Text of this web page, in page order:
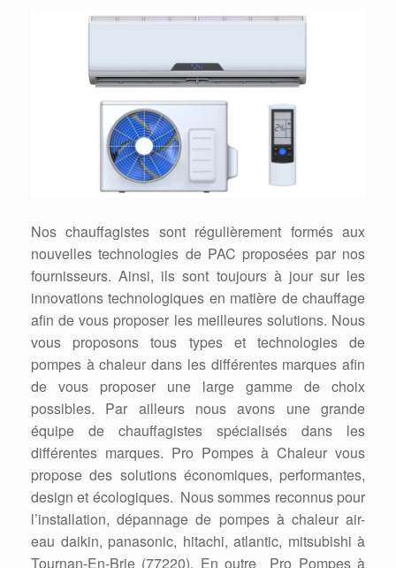
Nos chauffagistes sont régulièrement formés aux
nouvelles technologies de PAC proposées par nos
fournisseurs. Ainsi, ils sont toujours à jour sur les
innovations technologiques en matière de chauffage
afin de vous proposer les meilleures solutions. Nous
vous proposons tous types et technologies de
pompes à chaleur dans les différentes marques afin
de vous proposer une large gamme de choix
possibles. Par ailleurs nous avons une grande
équipe de chauffagistes spécialisés dans les
différentes marques. Pro Pompes à Chaleur vous
propose des solutions économiques, performantes,
design et écologiques. Nous sommes reconnus pour
l’installation, dépannage de pompes à chaleur air-
eau daikin, panasonic, hitachi, atlantic, mitsubishi à
Tournan-En-Brie (77220). En outre Pro Pompes à